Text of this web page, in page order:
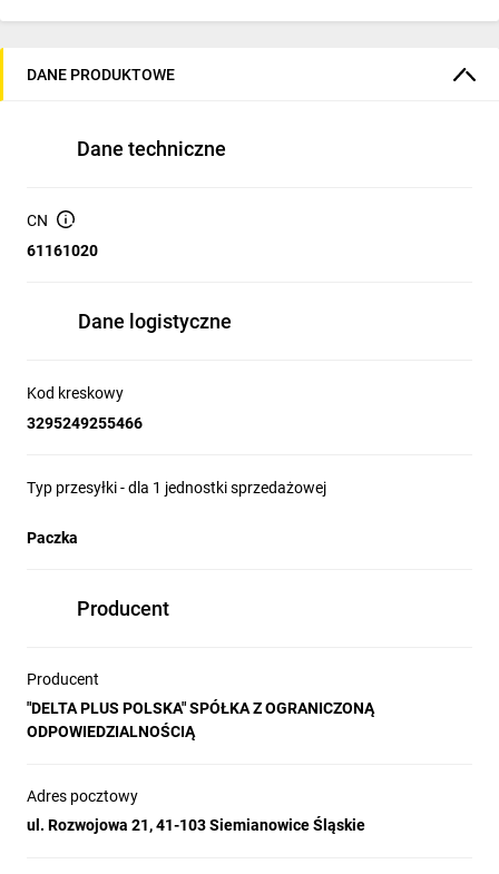
DANE PRODUKTOWE
Dane techniczne
CN
61161020
Dane logistyczne
Kod kreskowy
3295249255466
Typ przesyłki - dla 1 jednostki sprzedażowej
Paczka
Producent
Producent
"DELTA PLUS POLSKA" SPÓŁKA Z OGRANICZONĄ
ODPOWIEDZIALNOŚCIĄ
Adres pocztowy
ul. Rozwojowa 21, 41-103 Siemianowice Śląskie